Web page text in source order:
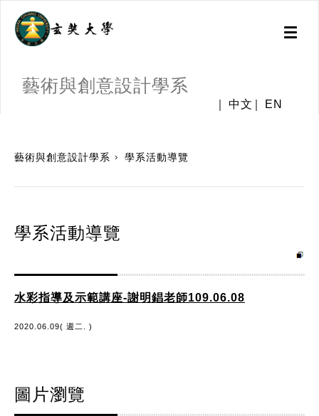
Toggle
藝術與創意設計學系
中文 EN
藝術與創意設計學系 學系活動導覽
學系活動導覽
水彩指導及示範講座-謝明錩老師109.06.08
2020.06.09( 週二. )
圖片瀏覽